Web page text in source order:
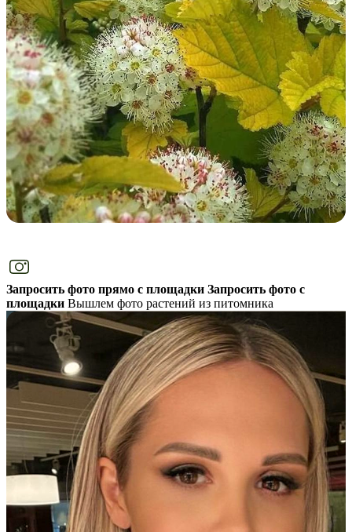
Запросить фото прямо с площадки Запросить фото с
площадки Вышлем фото растений из питомника